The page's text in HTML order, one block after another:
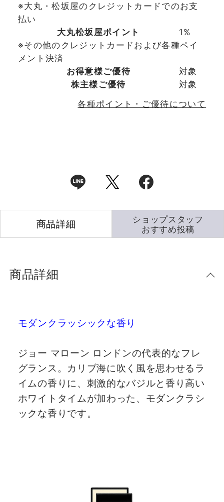
※大丸・松坂屋のクレジットカードでのお支
払い
大丸松坂屋ポイント
1%
※その他のクレジットカードおよび各種ペイ
メント決済
お得意様ご優待
対象
株主様ご優待
対象
各種ポイント・ご優待について
商品詳細
商品詳細
モダンクラッシックな香り
ジョー マローン ロンドンの代表的なフレ
グランス。カリブ海に吹く風を思わせるラ
イムの香りに、刺激的なバジルと香り高い
ホワイトタイムが加わった、モダンクラシ
ックな香りです。
ショップスタッフ
おすすめ投稿